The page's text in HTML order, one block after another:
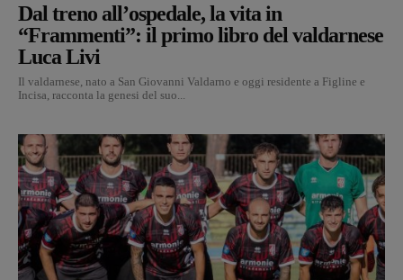
Dal treno all’ospedale, la vita in
“Frammenti”: il primo libro del valdarnese
Luca Livi
Il valdarnese, nato a San Giovanni Valdarno e oggi residente a Figline e
Incisa, racconta la genesi del suo...